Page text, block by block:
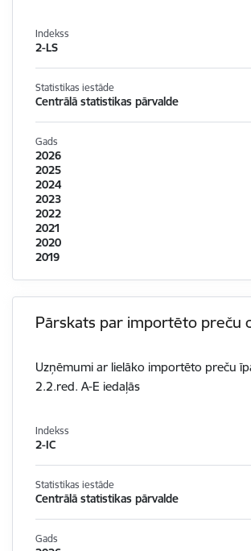
Indekss
2-LS
Statistikas iestāde
Centrālā statistikas pārvalde
Gads
2026
2025
2024
2023
2022
2021
2020
2019
Pārskats par importēto preču
Uzņēmumi ar lielāko importēto preču
2.2.red. A-E iedaļās
Indekss
2-IC
Statistikas iestāde
Centrālā statistikas pārvalde
Gads